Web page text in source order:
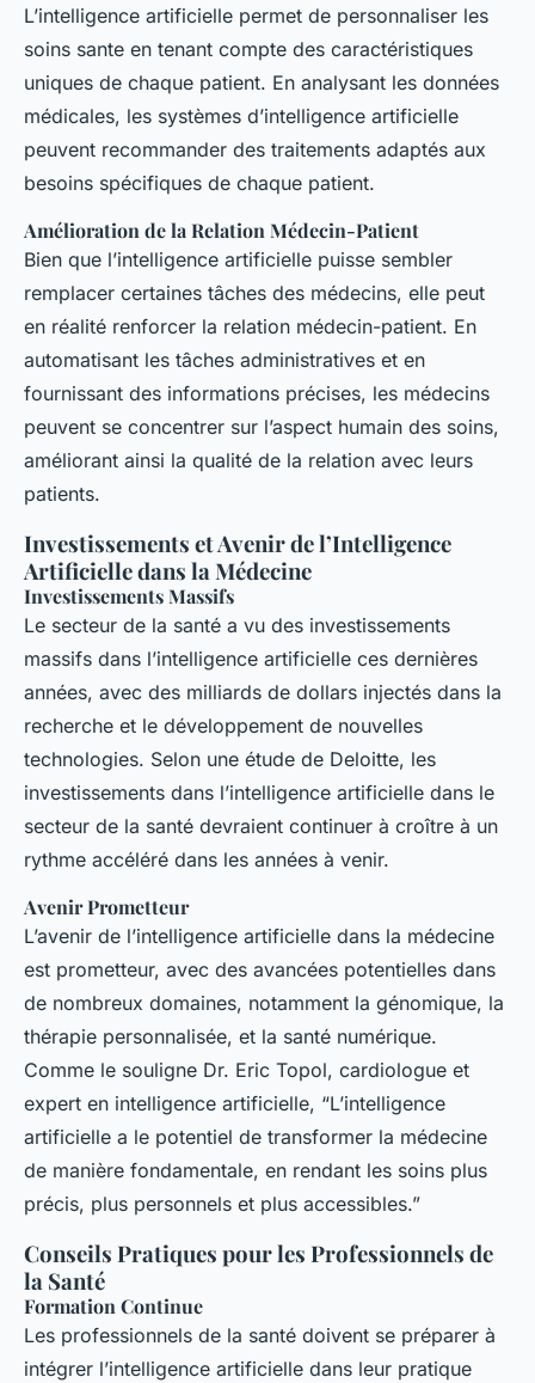
L’intelligence artificielle permet de personnaliser les
soins sante en tenant compte des caractéristiques
uniques de chaque patient. En analysant les données
médicales, les systèmes d’intelligence artificielle
peuvent recommander des traitements adaptés aux
besoins spécifiques de chaque patient.
Amélioration de la Relation Médecin-Patient
Bien que l’intelligence artificielle puisse sembler
remplacer certaines tâches des médecins, elle peut
en réalité renforcer la relation médecin-patient. En
automatisant les tâches administratives et en
fournissant des informations précises, les médecins
peuvent se concentrer sur l’aspect humain des soins,
améliorant ainsi la qualité de la relation avec leurs
patients.
Investissements et Avenir de l’Intelligence
Artificielle dans la Médecine
Investissements Massifs
Le secteur de la santé a vu des investissements
massifs dans l’intelligence artificielle ces dernières
années, avec des milliards de dollars injectés dans la
recherche et le développement de nouvelles
technologies. Selon une étude de Deloitte, les
investissements dans l’intelligence artificielle dans le
secteur de la santé devraient continuer à croître à un
rythme accéléré dans les années à venir.
Avenir Prometteur
L’avenir de l’intelligence artificielle dans la médecine
est prometteur, avec des avancées potentielles dans
de nombreux domaines, notamment la génomique, la
thérapie personnalisée, et la santé numérique.
Comme le souligne Dr. Eric Topol, cardiologue et
expert en intelligence artificielle, “L’intelligence
artificielle a le potentiel de transformer la médecine
de manière fondamentale, en rendant les soins plus
précis, plus personnels et plus accessibles.”
Conseils Pratiques pour les Professionnels de
la Santé
Formation Continue
Les professionnels de la santé doivent se préparer à
intégrer l’intelligence artificielle dans leur pratique